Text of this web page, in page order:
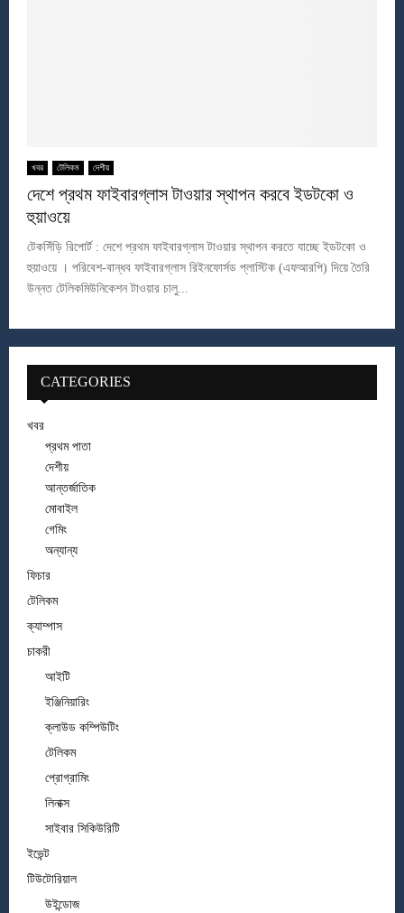
খবর টেলিকম দেশীয়
দেশে প্রথম ফাইবারগ্লাস টাওয়ার স্থাপন করবে ইডটকো ও
হুয়াওয়ে
টেকসিঁড়ি রিপোর্ট : দেশে প্রথম ফাইবারগ্লাস টাওয়ার স্থাপন করতে যাচ্ছে ইডটকো ও
হুয়াওয়ে । পরিবেশ-বান্ধব ফাইবারগ্লাস রিইনফোর্সড প্লাস্টিক (এফআরপি) দিয়ে তৈরি
উন্নত টেলিকমিউনিকেশন টাওয়ার চালু...
CATEGORIES
খবর
প্রথম পাতা
দেশীয়
আন্তর্জাতিক
মোবাইল
গেমিং
অন্যান্য
ফিচার
টেলিকম
ক্যাম্পাস
চাকরী
আইটি
ইঞ্জিনিয়ারিং
ক্লাউড কম্পিউটিং
টেলিকম
প্রোগ্রামিং
লিনাক্স
সাইবার সিকিউরিটি
ইভেন্ট
টিউটোরিয়াল
উইন্ডোজ